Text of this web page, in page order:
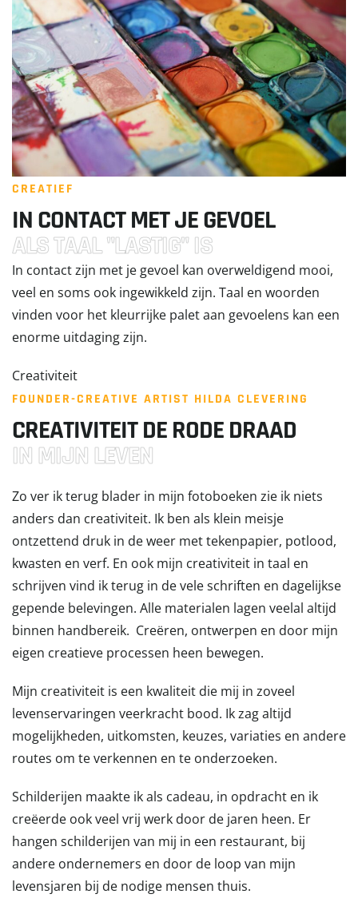
CREATIEF
IN CONTACT MET JE GEVOEL
ALS TAAL "LASTIG" IS
In contact zijn met je gevoel kan overweldigend mooi,
veel en soms ook ingewikkeld zijn. Taal en woorden
vinden voor het kleurrijke palet aan gevoelens kan een
enorme uitdaging zijn.
Creativiteit
FOUNDER-CREATIVE ARTIST HILDA CLEVERING
CREATIVITEIT DE RODE DRAAD
IN MIJN LEVEN
Zo ver ik terug blader in mijn fotoboeken zie ik niets
anders dan creativiteit. Ik ben als klein meisje
ontzettend druk in de weer met tekenpapier, potlood,
kwasten en verf. En ook mijn creativiteit in taal en
schrijven vind ik terug in de vele schriften en dagelijkse
gepende belevingen. Alle materialen lagen veelal altijd
binnen handbereik. Creëren, ontwerpen en door mijn
eigen creatieve processen heen bewegen.
Mijn creativiteit is een kwaliteit die mij in zoveel
levenservaringen veerkracht bood. Ik zag altijd
mogelijkheden, uitkomsten, keuzes, variaties en andere
routes om te verkennen en te onderzoeken.
Schilderijen maakte ik als cadeau, in opdracht en ik
creëerde ook veel vrij werk door de jaren heen. Er
hangen schilderijen van mij in een restaurant, bij
andere ondernemers en door de loop van mijn
levensjaren bij de nodige mensen thuis.